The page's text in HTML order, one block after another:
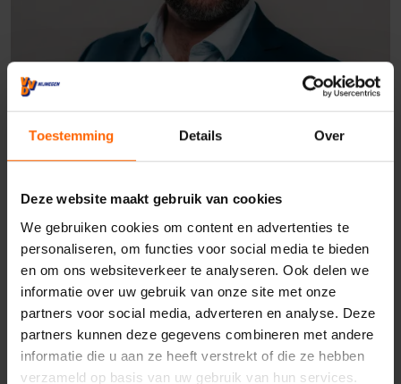
Toestemming Details Over
Deze website maakt gebruik van cookies
We gebruiken cookies om content en advertenties te
personaliseren, om functies voor social media te bieden
en om ons websiteverkeer te analyseren. Ook delen we
informatie over uw gebruik van onze site met onze
partners voor social media, adverteren en analyse. Deze
partners kunnen deze gegevens combineren met andere
informatie die u aan ze heeft verstrekt of die ze hebben
verzameld op basis van uw gebruik van hun services.
Meer weten over dit
Neem dan nu contact op met Dennis Walraven.
Contact opnemen